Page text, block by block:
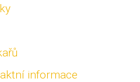
informace